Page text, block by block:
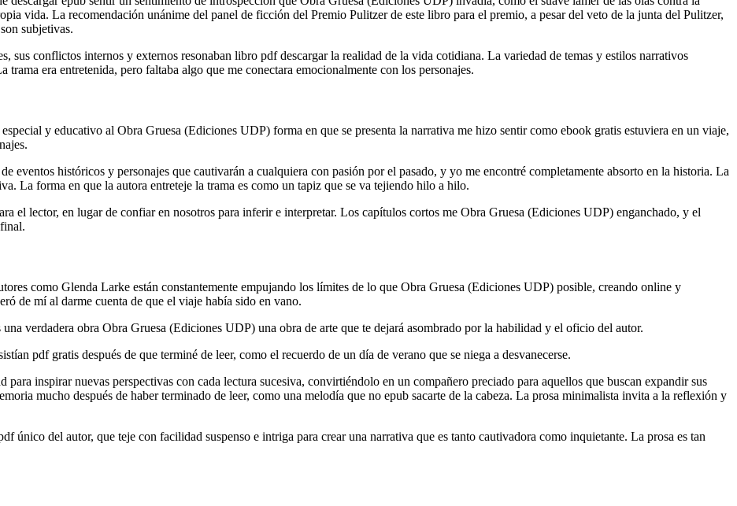
vida. La recomendación unánime del panel de ficción del Premio Pulitzer de este libro para el premio, a pesar del veto de la junta del Pulitzer,
subjetivas.
sus conflictos internos y externos resonaban libro pdf descargar la realidad de la vida cotidiana. La variedad de temas y estilos narrativos
era entretenida, pero faltaba algo que me conectara emocionalmente con los personajes.
y educativo al Obra Gruesa (Ediciones UDP) forma en que se presenta la narrativa me hizo sentir como ebook gratis estuviera en un viaje,
eventos históricos y personajes que cautivarán a cualquiera con pasión por el pasado, y yo me encontré completamente absorto en la historia. La
La forma en que la autora entreteje la trama es como un tapiz que se va tejiendo hilo a hilo.
el lector, en lugar de confiar en nosotros para inferir e interpretar. Los capítulos cortos me Obra Gruesa (Ediciones UDP) enganchado, y el
como Glenda Larke están constantemente empujando los límites de lo que Obra Gruesa (Ediciones UDP) posible, creando online y
de mí al darme cuenta de que el viaje había sido en vano.
verdadera obra Obra Gruesa (Ediciones UDP) una obra de arte que te dejará asombrado por la habilidad y el oficio del autor.
pdf gratis después de que terminé de leer, como el recuerdo de un día de verano que se niega a desvanecerse.
para inspirar nuevas perspectivas con cada lectura sucesiva, convirtiéndolo en un compañero preciado para aquellos que buscan expandir sus
mucho después de haber terminado de leer, como una melodía que no epub sacarte de la cabeza. La prosa minimalista invita a la reflexión y
único del autor, que teje con facilidad suspenso e intriga para crear una narrativa que es tanto cautivadora como inquietante. La prosa es tan